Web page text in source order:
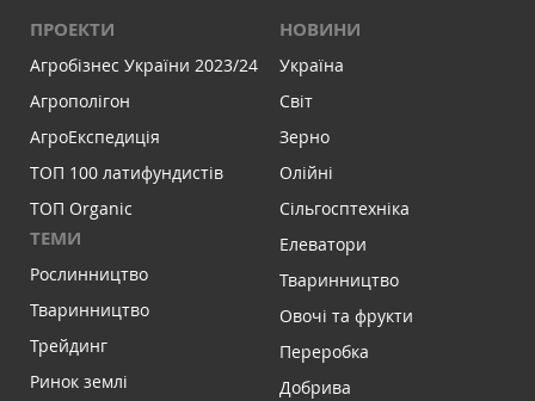
ПРОЕКТИ
Агробізнес України 2023/24
Агрополігон
АгроЕкспедиція
ТОП 100 латифундистів
ТОП Organic
ТЕМИ
Рослинництво
Тваринництво
Трейдинг
Ринок землі
НОВИНИ
Україна
Світ
Зерно
Олійні
Сільгосптехніка
Елеватори
Тваринництво
Овочі та фрукти
Переробка
Добрива